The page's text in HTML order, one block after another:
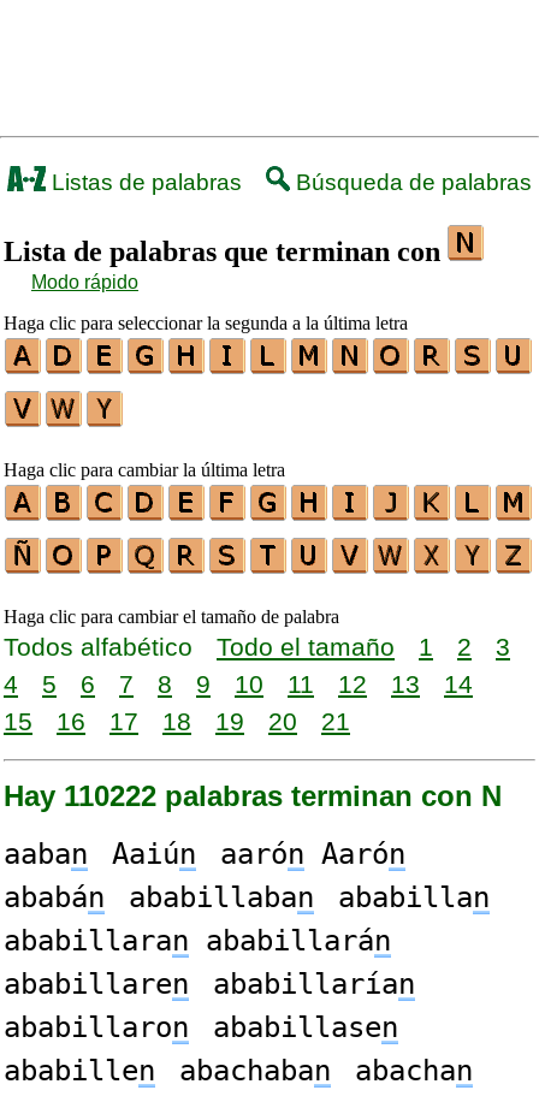
Listas de palabras Búsqueda de palabras
Lista de palabras que terminan con
Modo rápido
Haga clic para seleccionar la segunda a la última letra
Haga clic para cambiar la última letra
Haga clic para cambiar el tamaño de palabra
Todos alfabético Todo el tamaño 1 2
3
4
5 6 7 8 9 10 11 12 13
14
15
16 17 18 19 20 21
Hay 110222 palabras terminan con N
aaban Aaiún aarón Aarón
ababán ababillaban ababillan
ababillaran ababillarán
ababillaren ababillarían
ababillaron ababillasen
ababillen abachaban abachan